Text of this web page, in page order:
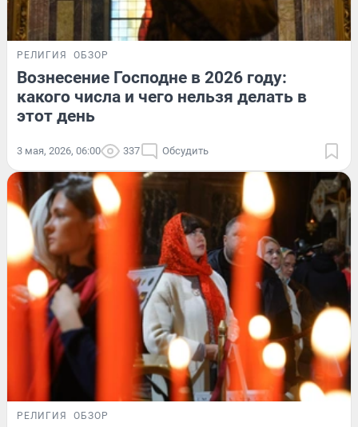
РЕЛИГИЯ ОБЗОР
Вознесение Господне в 2026 году:
какого числа и чего нельзя делать в
этот день
3 мая, 2026, 06:00 337 Обсудить
РЕЛИГИЯ ОБЗОР